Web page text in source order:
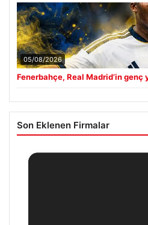
05/08/2026
Fenerbahçe, Real Madrid’in genç
Son Eklenen Firmalar